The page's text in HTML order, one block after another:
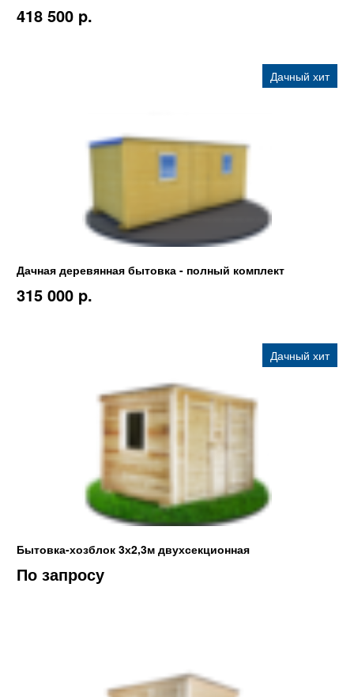
418 500 p.
Дачный хит
Дачная деревянная бытовка - полный комплект
315 000 p.
Дачный хит
Бытовка-хозблок 3х2,3м двухсекционная
По запросу